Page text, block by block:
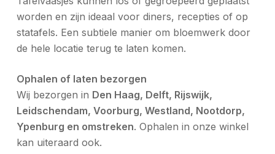
worden en zijn ideaal voor diners, recepties of op
statafels. Een subtiele manier om bloemwerk door
de hele locatie terug te laten komen.
Ophalen of laten bezorgen
Wij bezorgen in Den Haag, Delft, Rijswijk,
Leidschendam, Voorburg, Westland, Nootdorp,
Ypenburg en omstreken. Ophalen in onze winkel
kan uiteraard ook.